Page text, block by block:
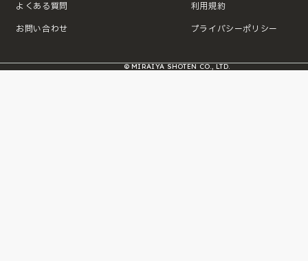
よくある質問
お問い合わせ
利用規約
プライバシーポリシー
© MIRAIYA SHOTEN CO., LTD.